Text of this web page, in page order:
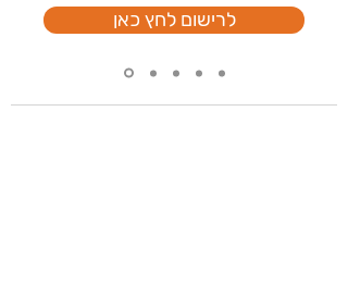
לרישום לחץ כאן